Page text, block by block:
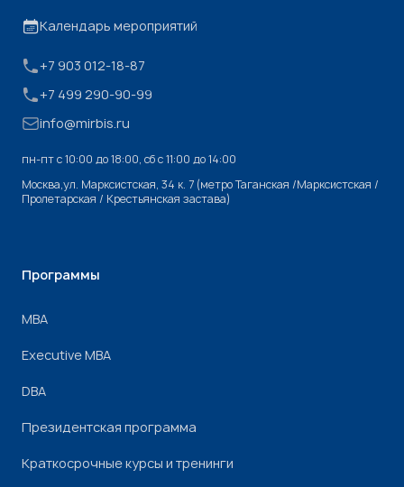
Календарь мероприятий
+7 903 012-18-87
+7 499 290-90-99
info@mirbis.ru
пн-пт с 10:00 до 18:00, cб с 11:00 до 14:00
Москва,ул. Марксистская, 34 к. 7 (метро Таганская /Марксистская /
Пролетарская / Крестьянская застава)
Программы
МВА
Executive MBA
DBA
Президентская программа
Краткосрочные курсы и тренинги